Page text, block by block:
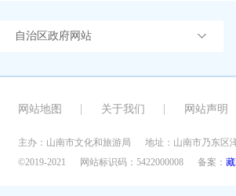
自治区政府网站
网站地图 关于我们 网站声明
主办：山南市文化和旅游局 地址：山南市乃东区
©2019-2021
网站标识码：5422000008 备案：